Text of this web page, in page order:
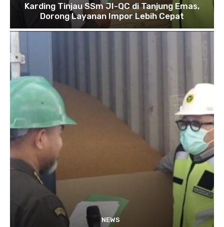
Karding Tinjau SSm JI-QC di Tanjung Emas,
Dorong Layanan Impor Lebih Cepat
NEWS